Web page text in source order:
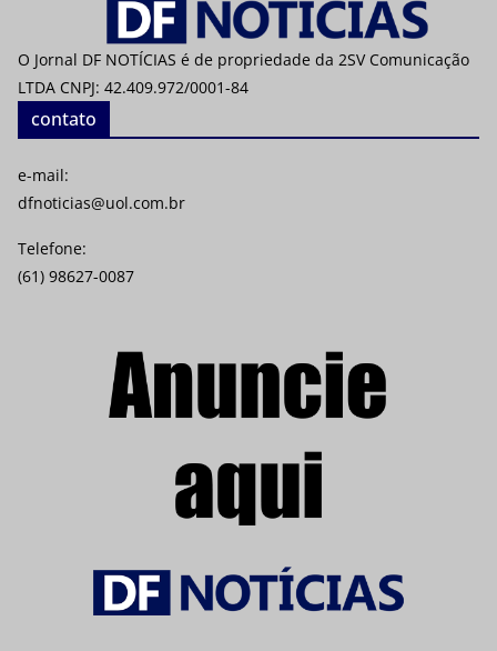
O Jornal DF NOTÍCIAS é de propriedade da 2SV Comunicação
LTDA CNPJ: 42.409.972/0001-84
contato
e-mail:
dfnoticias@uol.com.br
Telefone:
(61) 98627-0087